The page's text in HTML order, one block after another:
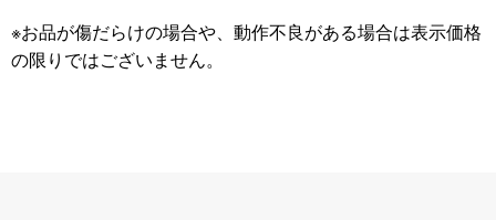
※お品が傷だらけの場合や、動作不良がある場合は表示価格
の限りではございません。